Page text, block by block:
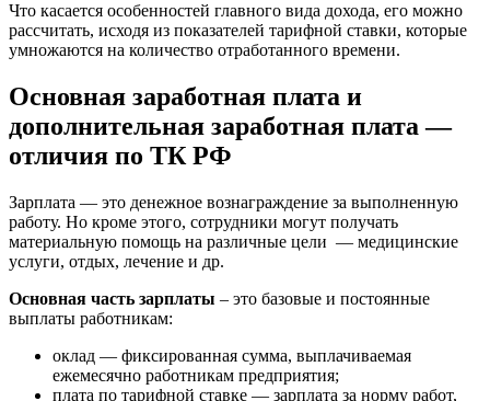
Что касается особенностей главного вида дохода, его можно
рассчитать, исходя из показателей тарифной ставки, которые
умножаются на количество отработанного времени.
Основная заработная плата и
дополнительная заработная плата —
отличия по ТК РФ
Зарплата — это денежное вознаграждение за выполненную
работу. Но кроме этого, сотрудники могут получать
материальную помощь на различные цели — медицинские
услуги, отдых, лечение и др.
Основная часть зарплаты – это базовые и постоянные
выплаты работникам:
оклад — фиксированная сумма, выплачиваемая
ежемесячно работникам предприятия;
плата по тарифной ставке — зарплата за норму работ,